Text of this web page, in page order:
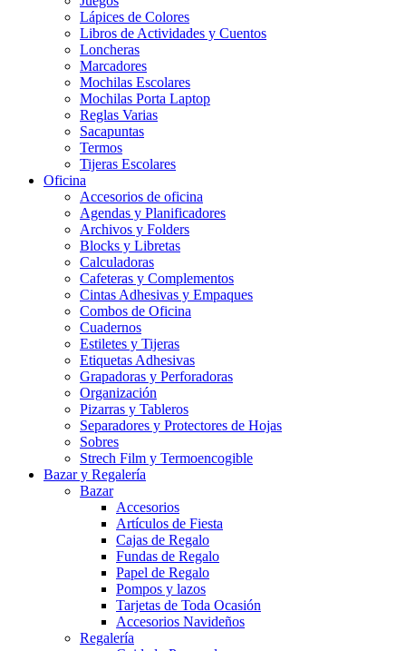
Lápices de Colores
Libros de Actividades y Cuentos
Loncheras
Marcadores
Mochilas Escolares
Mochilas Porta Laptop
Reglas Varias
Sacapuntas
Termos
Tijeras Escolares
Oficina
Accesorios de oficina
Agendas y Planificadores
Archivos y Folders
Blocks y Libretas
Calculadoras
Cafeteras y Complementos
Cintas Adhesivas y Empaques
Combos de Oficina
Cuadernos
Estiletes y Tijeras
Etiquetas Adhesivas
Grapadoras y Perforadoras
Organización
Pizarras y Tableros
Separadores y Protectores de Hojas
Sobres
Strech Film y Termoencogible
Bazar y Regalería
Bazar
Accesorios
Artículos de Fiesta
Cajas de Regalo
Fundas de Regalo
Papel de Regalo
Pompos y lazos
Tarjetas de Toda Ocasión
Accesorios Navideños
Regalería